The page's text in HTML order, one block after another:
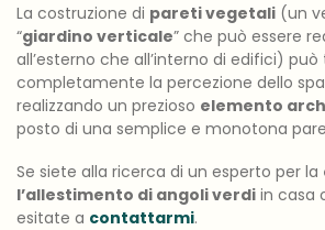
La costruzione di pareti vegetali (un
“giardino verticale” che può essere
all’esterno che all’interno di edifici)
completamente la percezione dello
realizzando un prezioso elemento
posto di una semplice e monotona
Se siete alla ricerca di un esperto per la
l’allestimento di angoli verdi in casa
esitate a contattarmi.